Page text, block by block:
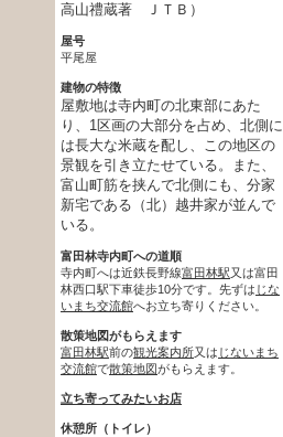
高山禮蔵著 ＪＴＢ）
屋号
平尾屋
建物の特徴
屋敷地は寺内町の北東部にあた
り、1区画の大部分を占め、北側に
は長大な米蔵を配し、この地区の
景観を引き立たせている。また、
富山町筋を挟んで北側にも、分家
新宅である（北）越井家が並んで
いる。
富田林寺内町への道順
寺内町へは近鉄長野線富田林駅又は富田
林西口駅下車徒歩10分です。先ずは じな
いまち交流館へお立ち寄りください。
散策地図がもらえます
富田林駅前の観光案内所又は じないまち
交流館で散策地図がもらえます。
立ち寄ってみたいお店
休憩所（トイレ）